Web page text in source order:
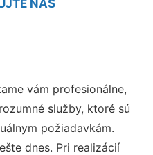
NÁS
vám profesionálne,
služby, ktoré sú
požiadavkám.
dnes. Pri realizácií